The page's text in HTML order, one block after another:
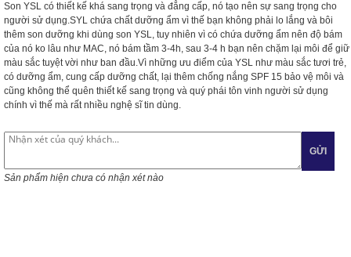
Son YSL có thiết kế khá sang trọng và đẳng cấp, nó tạo nên sự sang trọng cho
người sử dụng.SYL chứa chất dưỡng ẩm vì thế bạn không phải lo lắng và bôi
thêm son dưỡng khi dùng son YSL, tuy nhiên vì có chứa dưỡng ẩm nên độ bám
của nó ko lâu như MAC, nó bám tầm 3-4h, sau 3-4 h bạn nên chặm lại môi để giữ
màu sắc tuyệt vời như ban đầu.Vì những ưu điểm của YSL như màu sắc tươi trẻ,
có dưỡng ẩm, cung cấp dưỡng chất, lại thêm chống nắng SPF 15 bảo vệ môi và
cũng không thể quên thiết kế sang trọng và quý phái tôn vinh người sử dụng
chính vì thế mà rất nhiều nghệ sĩ tin dùng.
GỬI
Sản phẩm hiện chưa có nhận xét nào